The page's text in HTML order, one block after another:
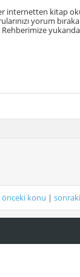
internetten kitap
yorum
önceki konu |